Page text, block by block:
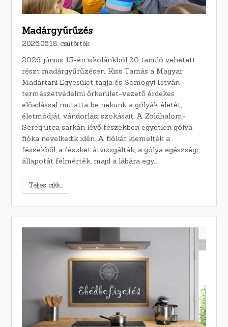
Madárgyűrűzés
2026.06.18. csütörtök
2026 június 15-én iskolánkból 30 tanuló vehetett
részt madárgyűrűzésen. Kiss Tamás a Magyar
Madártani Egyesület tagja és Somogyi István
természetvédelmi őrkerület-vezető érdekes
előadással mutatta be nekünk a gólyák életét,
életmódját, vándorlási szokásait. A Zöldhalom-
Sereg utca sarkán lévő fészekben egyetlen gólya
fióka nevelkedik idén. A fiókát kiemelték a
fészekből, a fészket átvizsgálták, a gólya egészségi
állapotát felmérték, majd a lábára egy…
Teljes cikk...